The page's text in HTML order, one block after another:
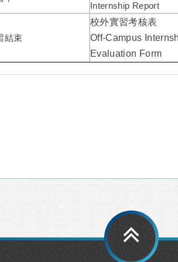
Internship Report
結束
校外實習考核表
Off-Campus
Evaluation Form